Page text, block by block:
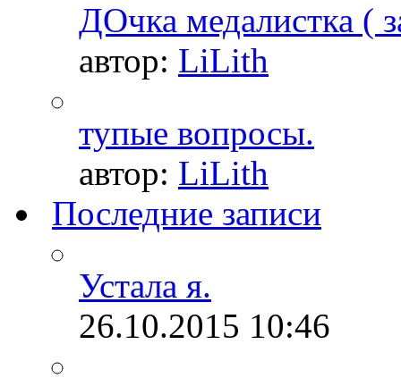
ДОчка медалистка (
автор: LiLith
тупые вопросы.
автор: LiLith
Последние записи
Устала я.
26.10.2015 10:46